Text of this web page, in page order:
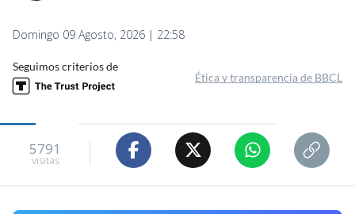
Domingo 09 Agosto, 2026 | 22:58
Seguimos criterios de
Ética y transparencia de BBCL
5791
visitas